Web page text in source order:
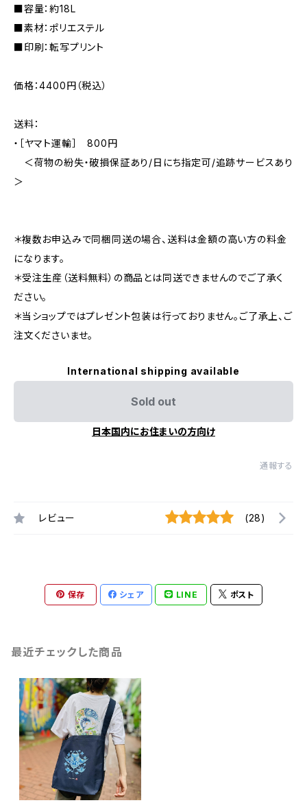
■容量：約18L
■素材：ポリエステル
■印刷：転写プリント
価格：4400円（税込）
送料：
・［ヤマト運輸］ 800円
＜荷物の紛失・破損保証あり/日にち指定可/追跡サービスあり
＞
＊複数お申込みで同梱同送の場合、送料は金額の高い方の料金
になります。
＊受注生産（送料無料）の商品とは同送できませんのでご了承く
ださい。
＊当ショップではプレゼント包装は行っておりません。ご了承上、ご
注文くださいませ。
International shipping available
Sold out
日本国内にお住まいの方向け
通報する
レビュー (28)
保存 シェア LINE ポスト
最近チェックした商品